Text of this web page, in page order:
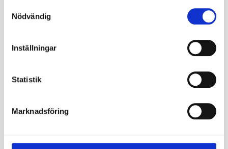
Nödvändig
Inställningar
Statistik
Marknadsföring
som ett universal drag-
verktyg.
5 045kr
I vårfyndhörnakan du hittadäck till reducerade priser.